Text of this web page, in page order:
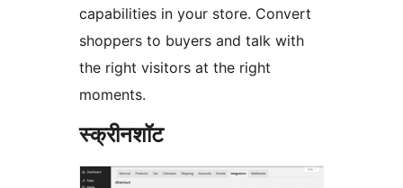
capabilities in your store. Convert
shoppers to buyers and talk with
the right visitors at the right
moments.
स्क्रीनशॉट